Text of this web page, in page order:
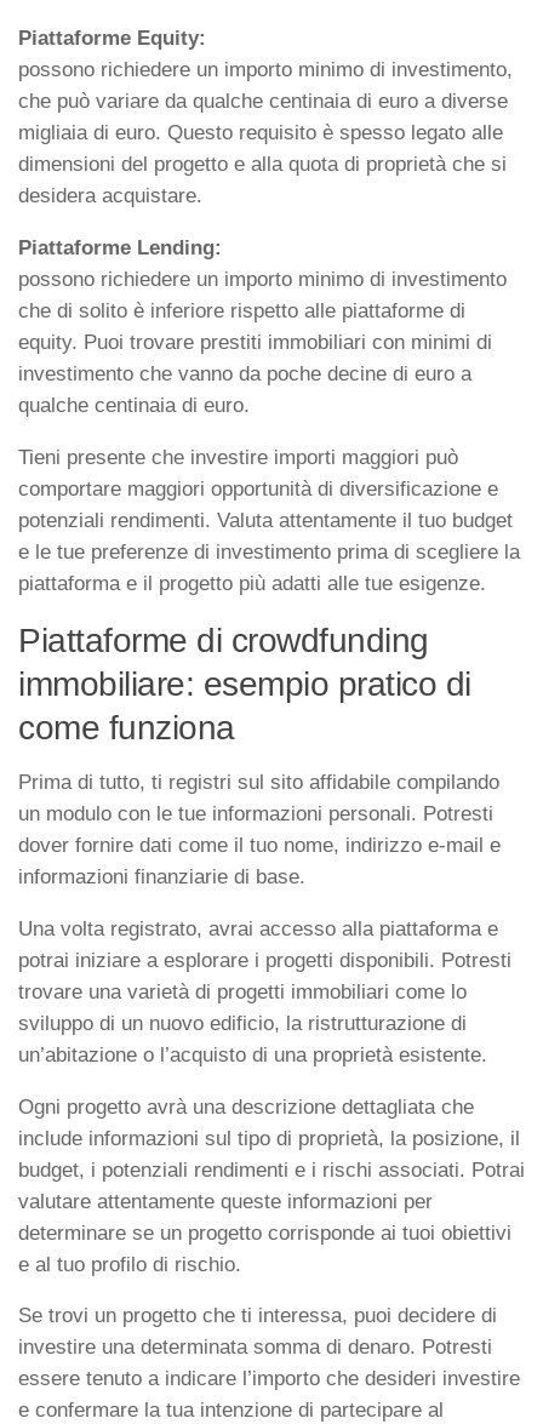
Piattaforme Equity:
possono richiedere un importo minimo di investimento,
che può variare da qualche centinaia di euro a diverse
migliaia di euro. Questo requisito è spesso legato alle
dimensioni del progetto e alla quota di proprietà che si
desidera acquistare.
Piattaforme Lending:
possono richiedere un importo minimo di investimento
che di solito è inferiore rispetto alle piattaforme di
equity. Puoi trovare prestiti immobiliari con minimi di
investimento che vanno da poche decine di euro a
qualche centinaia di euro.
Tieni presente che investire importi maggiori può
comportare maggiori opportunità di diversificazione e
potenziali rendimenti. Valuta attentamente il tuo budget
e le tue preferenze di investimento prima di scegliere la
piattaforma e il progetto più adatti alle tue esigenze.
Piattaforme di crowdfunding
immobiliare: esempio pratico di
come funziona
Prima di tutto, ti registri sul sito affidabile compilando
un modulo con le tue informazioni personali. Potresti
dover fornire dati come il tuo nome, indirizzo e-mail e
informazioni finanziarie di base.
Una volta registrato, avrai accesso alla piattaforma e
potrai iniziare a esplorare i progetti disponibili. Potresti
trovare una varietà di progetti immobiliari come lo
sviluppo di un nuovo edificio, la ristrutturazione di
un’abitazione o l’acquisto di una proprietà esistente.
Ogni progetto avrà una descrizione dettagliata che
include informazioni sul tipo di proprietà, la posizione, il
budget, i potenziali rendimenti e i rischi associati. Potrai
valutare attentamente queste informazioni per
determinare se un progetto corrisponde ai tuoi obiettivi
e al tuo profilo di rischio.
Se trovi un progetto che ti interessa, puoi decidere di
investire una determinata somma di denaro. Potresti
essere tenuto a indicare l’importo che desideri investire
e confermare la tua intenzione di partecipare al